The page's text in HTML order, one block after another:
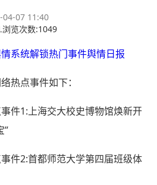
04-07 11:40
浏览次数:1049
系统解锁热门事件舆情日报
热点事件如下：
件1:上海交大校史博物馆焕新开
”
件2:首都师范大学第四届班级体